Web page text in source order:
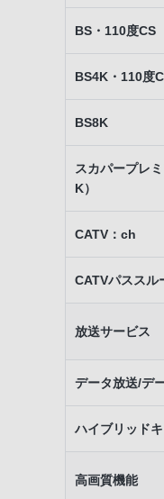
BS・110度CS
BS4K・110度
BS8K
スカパープレ
K）
CATV：ch
CATVパススル
放送サービス
データ放送/デ
ハイブリッド
高画質機能